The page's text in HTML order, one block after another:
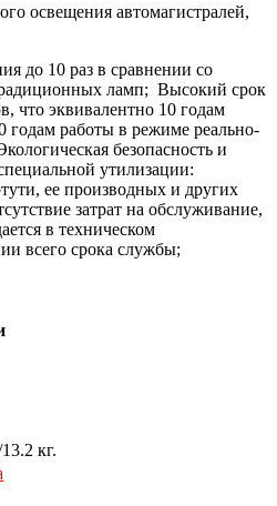
освещения автомагистралей,
до 10 раз в сравнении со
ламп; Высокий срок
что эквивалентно 10 годам
работы в режиме реально-
безопасность и
утилизации:
ее производных и других
затрат на обслуживание,
в техническом
всего срока службы;
кг.